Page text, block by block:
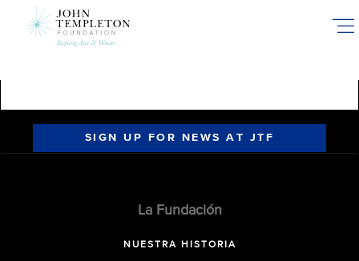
SIGN UP FOR NEWS AT JTF
La Fundación
NUESTRA HISTORIA